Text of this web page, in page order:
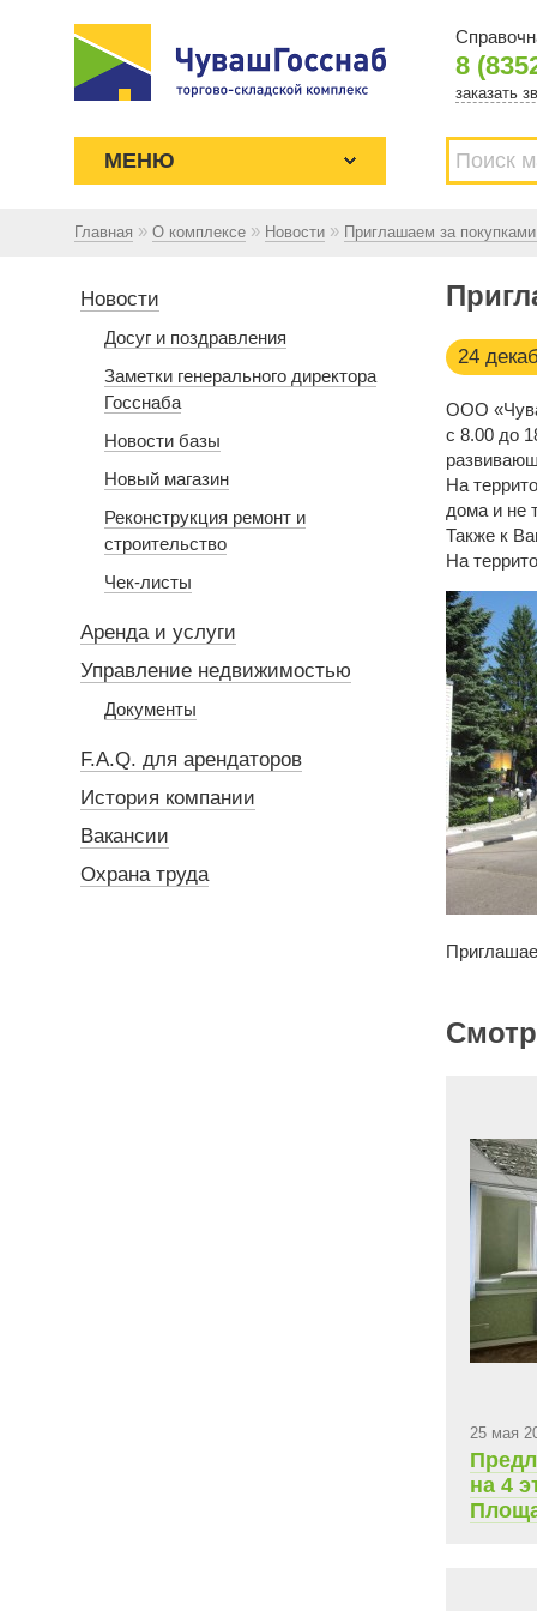
8
заказать
ЧУВАШГОССНАБ. Основан в 1925
году
МЕНЮ
Главная » О комплексе » Новости » Приглашаем за
Новости
Досуг и поздравления
Заметки генерального директора
Госснаба
Новости базы
Новый магазин
Реконструкция ремонт и
строительство
Чек-листы
Аренда и услуги
Управление недвижимостью
Документы
F.A.Q. для арендаторов
История компании
Вакансии
Охрана труда
24
ООО
с 8.00 до
На
дома и не
Также к
На
25 мая
на 4